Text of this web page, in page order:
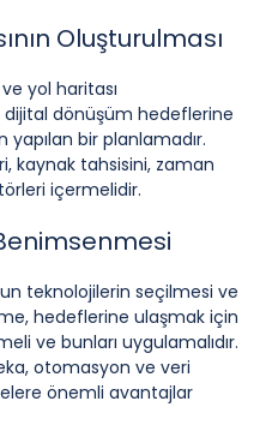
Oluşturulması
yol haritası
dijital dönüşüm hedeflerine
yapılan bir planlamadır.
kaynak tahsisini, zaman
içermelidir.
teknolojilerin seçilmesi ve
hedeflerine ulaşmak için
ve bunları uygulamalıdır.
otomasyon ve veri
önemli avantajlar